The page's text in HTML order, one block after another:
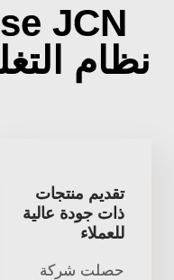
JCN
نظام
تقديم منتجات
ذات جودة عالية
للعملاء
حصلت شركة